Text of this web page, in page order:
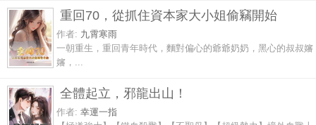
重回70，從抓住資本家大小姐偷竊開始
作者: 九霄寒雨
一朝重生，重回青年時代，麵對偏心的爺爺奶奶，黑心的叔叔嬸
嬸，...
全體起立，邪龍出山！
作者: 幸運一指